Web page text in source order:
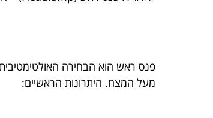
פנס ראש הוא הבחירה
מעל המצח. היתרונות הראשיים: